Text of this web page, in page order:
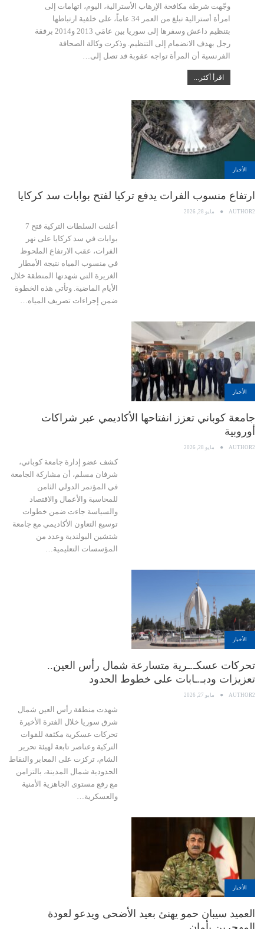
وجّهت شرطة مكافحة الإرهاب الأسترالية، اليوم، اتهامات إلى
امرأة أسترالية تبلغ من العمر 34 عاماً، على خلفية ارتباطها
بتنظيم داعش وسفرها إلى سوريا بين عامَي 2013 و2014 برفقة
رجل بهدف الانضمام إلى التنظيم. وذكرت وكالة الصحافة
الفرنسية أن المرأة تواجه عقوبة قد تصل إلى…
اقرأ أكثر...
الأخبار
ارتفاع منسوب الفرات يدفع تركيا لفتح بوابات سد كركايا
AUTHOR2 مايو 28, 2026
أعلنت السلطات التركية فتح 7
بوابات في سد كركايا على نهر
الفرات، عقب الارتفاع الملحوظ
في منسوب المياه نتيجة الأمطار
الغزيرة التي شهدتها المنطقة خلال
الأيام الماضية. وتأتي هذه الخطوة
ضمن إجراءات تصريف المياه…
الأخبار
جامعة كوباني تعزز انفتاحها الأكاديمي عبر شراكات
أوروبية
AUTHOR2 مايو 28, 2026
كشف عضو إدارة جامعة كوباني،
شرفان مسلم، أن مشاركة الجامعة
في المؤتمر الدولي الثامن
للمحاسبة والأعمال والاقتصاد
والسياسة جاءت ضمن خطوات
توسيع التعاون الأكاديمي مع جامعة
شتشين البولندية وعدد من
المؤسسات التعليمية…
الأخبار
تحركات عسكـ.ـرية متسارعة شمال رأس العين..
تعزيزات ودبـ.ـابات على خطوط الحدود
AUTHOR2 مايو 27, 2026
شهدت منطقة رأس العين شمال
شرق سوريا خلال الفترة الأخيرة
تحركات عسكرية مكثفة للقوات
التركية وعناصر تابعة لهيئة تحرير
الشام، تركزت على المعابر والنقاط
الحدودية شمال المدينة، بالتزامن
مع رفع مستوى الجاهزية الأمنية
والعسكرية…
الأخبار
العميد سيبان حمو يهنئ بعيد الأضحى ويدعو لعودة